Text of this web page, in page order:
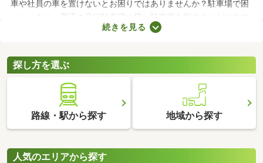
車や社員の車を置けないとお困りではありませんか？駐車場で困
ったときは、周辺の月極駐車場や貸し駐車場を探すことがおすす
め。店舗や事務所から近い場所に駐車スペースを確保できれば、
介するので、立地をチェックしてみましょう。
続きを見る
探し方を選ぶ
路線・駅から探す 地域から探す
人気のエリアから探す